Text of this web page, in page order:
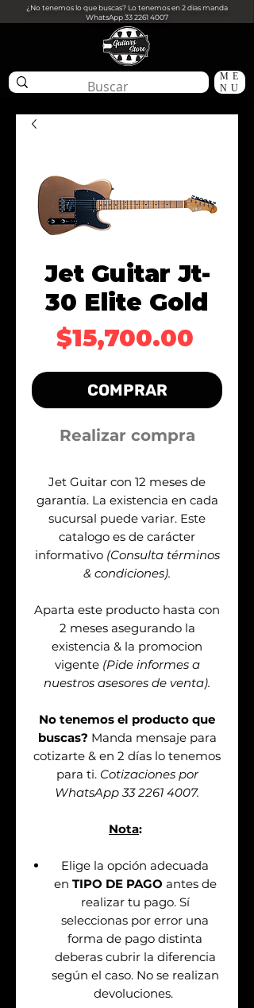
¿No tenemos lo que buscas? Lo tenemos en 2 dias manda
WhatsApp33 2261 4007
ME
NU
Jet Guitar Jt-
30 Elite Gold
$15,700.00
COMPRAR
Realizar compra
Jet Guitar con 12 meses de
garantía. La existencia en cada
sucursal puede variar. Este
catalogo es de carácter
informativo (Consulta términos
& condiciones).
Aparta este producto hasta con
2 meses asegurando la
existencia & la promocion
vigente (Pide informes a
nuestros asesores de venta).
No tenemos el producto que
buscas? Manda mensaje para
cotizarte & en 2 días lo tenemos
para ti. Cotizaciones por
WhatsApp 33 2261 4007.
Nota:
Elige la opción adecuada
en TIPO DE PAGO antes de
realizar tu pago. Sí
seleccionas por error una
forma de pago distinta
deberas cubrir la diferencia
según el caso. No se realizan
devoluciones.